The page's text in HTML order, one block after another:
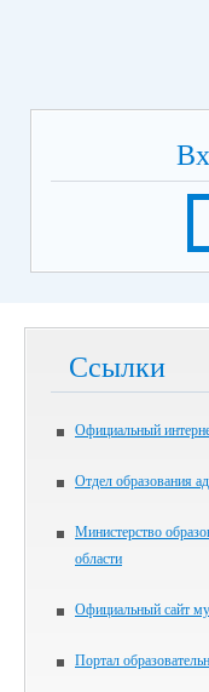
Ссылки
Официальный
Отдел образования
Министерство
области
Официальный сайт
Портал